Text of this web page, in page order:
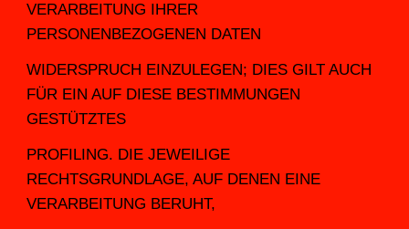
VERARBEITUNG IHRER
PERSONENBEZOGENEN DATEN
WIDERSPRUCH EINZULEGEN; DIES GILT AUCH
FÜR EIN AUF DIESE BESTIMMUNGEN
GESTÜTZTES
PROFILING. DIE JEWEILIGE
RECHTSGRUNDLAGE, AUF DENEN EINE
VERARBEITUNG BERUHT,